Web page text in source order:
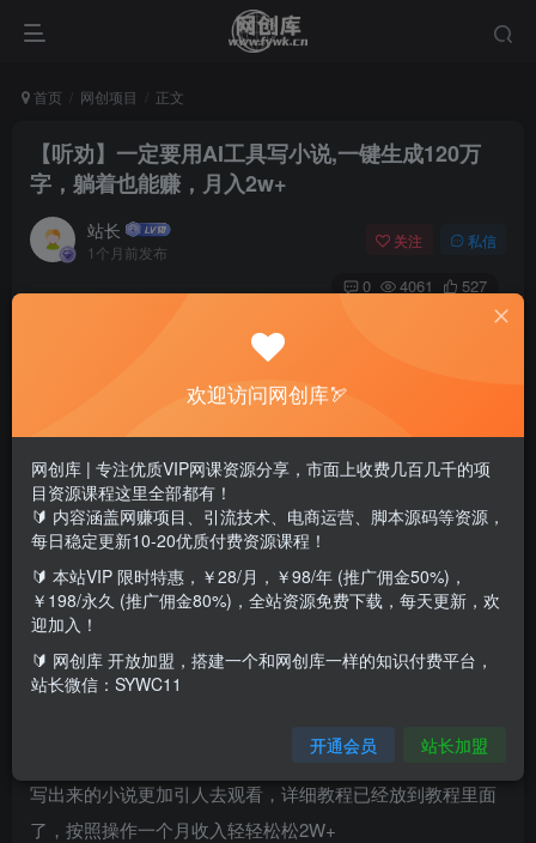
首页 网创项目 正文
【听劝】一定要用AI工具写小说,一键生成120万
字，躺着也能赚，月入2w+
站长
1个月前发布
关注 私信
0 4061 527
项目介绍
项目原理就是通过AI工具帮我们自动写小说，然后发布到小
的大纲和内容都是非常的流程，并且内容也是非常的精彩，
写出来的小说更加引人去观看，详细教程已经放到教程里面
了，按照操作一个月收入轻轻松松2W+
欢迎访问网创库🏹
网创库 | 专注优质VIP网课资源分享，市面上收费几百几千的项
目资源课程这里全部都有！
🔰 内容涵盖网赚项目、引流技术、电商运营、脚本源码等资源，
每日稳定更新10-20优质付费资源课程！
🔰 本站VIP 限时特惠，￥28/月，￥98/年 (推广佣金50%)，
￥198/永久 (推广佣金80%)，全站资源免费下载，每天更新，欢
迎加入！
🔰 网创库 开放加盟，搭建一个和网创库一样的知识付费平台，
站长微信：SYWC11
开通会员 站长加盟